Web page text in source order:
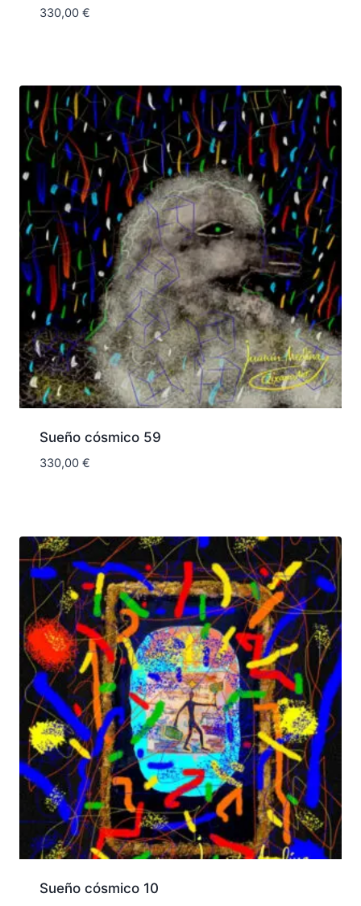
330,00 €
Sueño cósmico 59
330,00 €
Sueño cósmico 10